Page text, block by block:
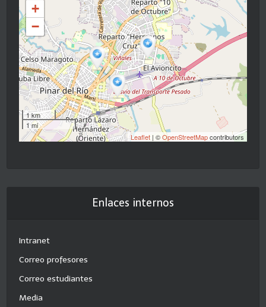
+
−
1 km
1 mi
Leaflet| ©OpenStreetMapcontributors
Enlaces internos
Intranet
Correo profesores
Correo estudiantes
Media